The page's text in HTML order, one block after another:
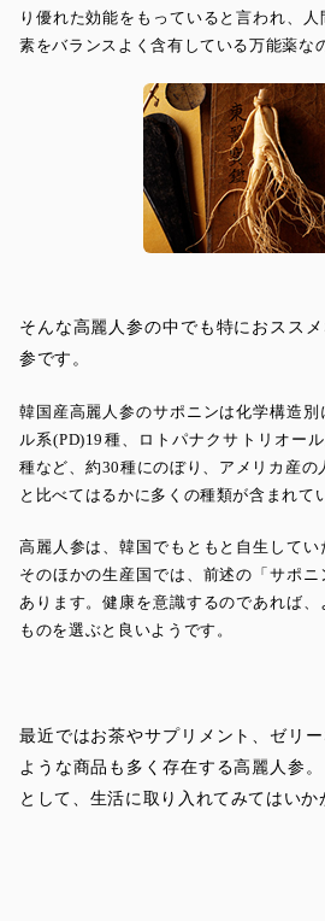
り優れた効能をもっていると言われ、
素をバランスよく含有している万能薬な
そんな高麗人参の中でも特におスス
参です。
韓国産高麗人参のサポニンは化学構造
ル系(PD)19種、ロトパナクサトリオー
種など、約30種にのぼり、アメリカ産の
と比べてはるかに多くの種類が含まれて
高麗人参は、韓国でもともと自生してい
そのほかの生産国では、前述の「サポ
あります。健康を意識するのであれば
ものを選ぶと良いようです。
最近ではお茶やサプリメント、ゼリ
ような商品も多く存在する高麗人参
として、生活に取り入れてみてはいか